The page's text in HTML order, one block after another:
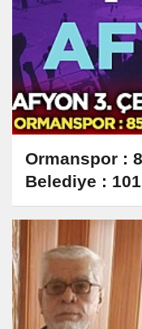
Ormanspor :
Belediye : 101